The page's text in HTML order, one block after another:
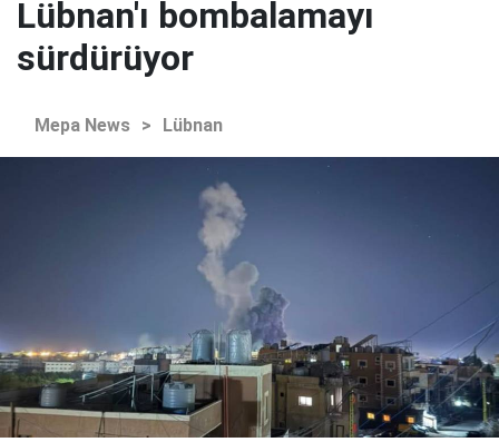
Lübnan'ı bombalamayı
sürdürüyor
Mepa News > Lübnan